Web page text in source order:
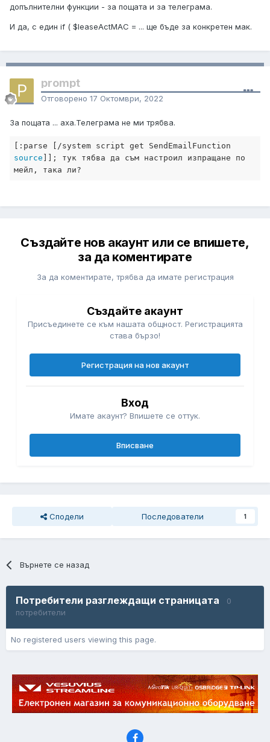
допълнителни функции - за пощата и за телеграма.
И да, с един if ( $leaseActMAC = ... ще бъде за конкретен мак.
prompt
Отговорено 17 Октомври, 2022
За пощата ... аха.Телеграма не ми трябва.
:parse /system script get
source ]]; тук тябва да съм настроил изпращане по
мейл, така ли?
Създайте нов акаунт или се впишете,
за да коментирате
За да коментирате, трябва да имате регистрация
Създайте акаунт
Присъединете се към нашата общност. Регистрацията
става бързо!
Регистрация на нов акаунт
Вход
Имате акаунт? Впишете се оттук.
Вписване
Сподели Последователи 1
Върнете се назад
Потребители разглеждащи страницата
0
потребители
No registered users viewing this page.